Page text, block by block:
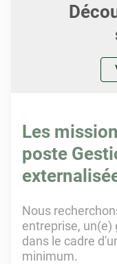
Les
poste
Nous
entreprise, un(e)
dans le cadre
minimum.